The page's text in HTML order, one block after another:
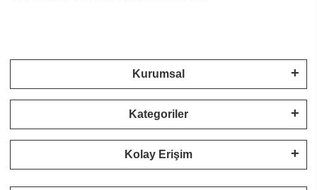
Kurumsal
Kategoriler
Kolay Erişim